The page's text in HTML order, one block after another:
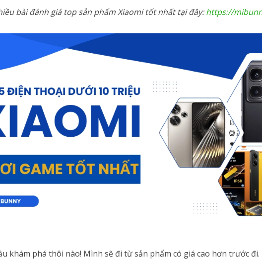
bài đánh giá top sản phẩm Xiaomi tốt nhất tại đây:https://
khám phá thôi nào! Mình sẽ đi từ sản phẩm có giá cao hơn trước đi.